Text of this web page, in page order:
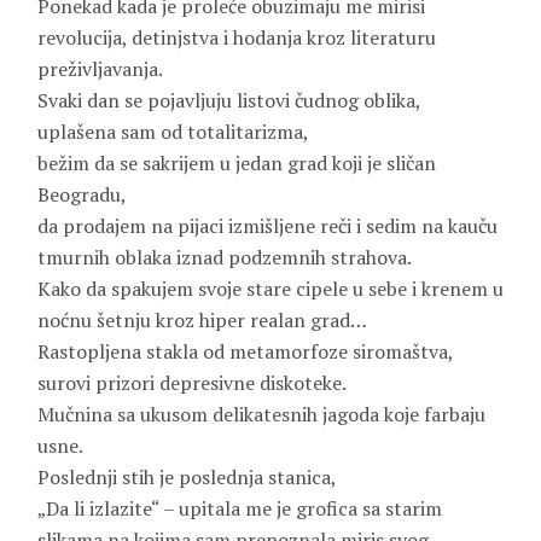
Ponekad kada je proleće obuzimaju me mirisi
revolucija, detinjstva i hodanja kroz literaturu
preživljavanja.
Svaki dan se pojavljuju listovi čudnog oblika,
uplašena sam od totalitarizma,
bežim da se sakrijem u jedan grad koji je sličan
Beogradu,
da prodajem na pijaci izmišljene reči i sedim na kauču
tmurnih oblaka iznad podzemnih strahova.
Kako da spakujem svoje stare cipele u sebe i krenem u
noćnu šetnju kroz hiper realan grad…
Rastopljena stakla od metamorfoze siromaštva,
surovi prizori depresivne diskoteke.
Mučnina sa ukusom delikatesnih jagoda koje farbaju
usne.
Poslednji stih je poslednja stanica,
„Da li izlazite“ – upitala me je grofica sa starim